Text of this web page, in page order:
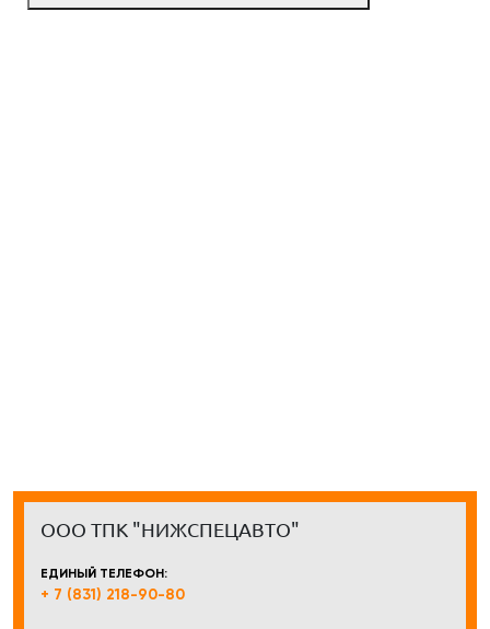
ООО ТПК "НИЖСПЕЦАВТО"
ЕДИНЫЙ ТЕЛЕФОН:
+ 7 (831) 218-90-80